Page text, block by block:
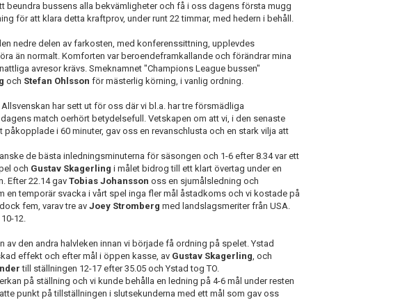
beundra bussens alla bekvämligheter och få i oss dagens första mugg
för att klara detta kraftprov, under runt 22 timmar, med hedern i behåll.
nedre delen av farkosten, med konferenssittning, upplevdes
än normalt. Komforten var beroendeframkallande och förändrar mina
avresor krävs. Smeknamnet "Champions League bussen"
och Stefan Ohlsson för mästerlig körning, i vanlig ordning.
har sett ut för oss där vi bl.a. har tre försmädliga
match oerhört betydelsefull. Vetskapen om att vi, i den senaste
påkopplade i 60 minuter, gav oss en revanschlusta och en stark vilja att
de bästa inledningsminuterna för säsongen och 1-6 efter 8.34 var ett
och Gustav Skagerling i målet bidrog till ett klart övertag under en
Efter 22.14 gav Tobias Johansson oss en sjumålsledning och
en temporär svacka i vårt spel inga fler mål åstadkoms och vi kostade på
fem, varav tre avJoey Stromberg med landslagsmeriter från USA.
12.
av den andra halvleken innan vi började få ordning på spelet. Ystad
effekt och efter mål i öppen kasse, av Gustav Skagerling, och
till ställningen 12-17 efter 35.05 och Ystad tog TO.
på ställning och vi kunde behålla en ledning på 4-6 mål under resten
punkt på tillställningen i slutsekunderna med ett mål som gav oss